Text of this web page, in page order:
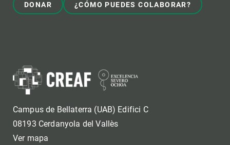
DONAR ¿CÓMO PUEDES COLABORAR?
Campus de Bellaterra (UAB) Edifici C
08193 Cerdanyola del Vallès
Ver mapa